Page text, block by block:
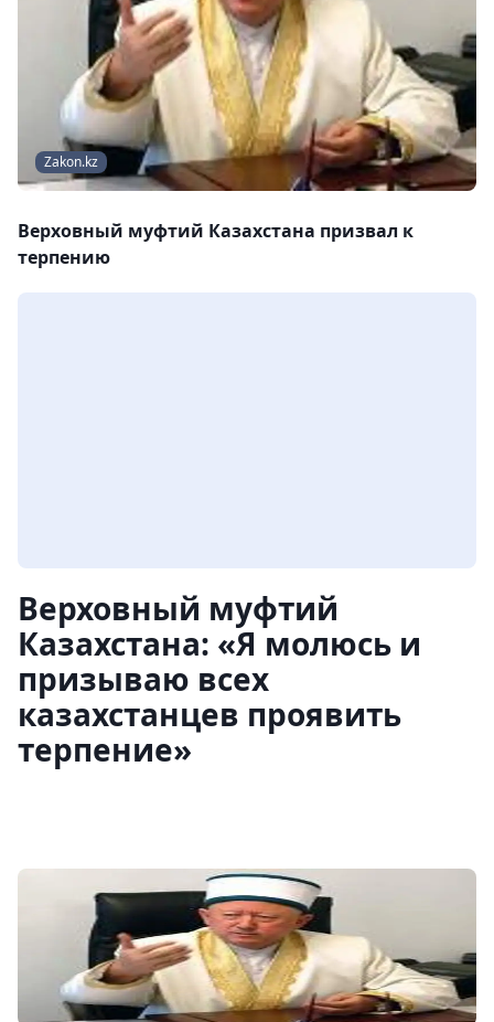
Zakon.kz
Верховный муфтий Казахстана призвал к
терпению
Верховный муфтий
Казахстана: «Я молюсь и
призываю всех
казахстанцев проявить
терпение»